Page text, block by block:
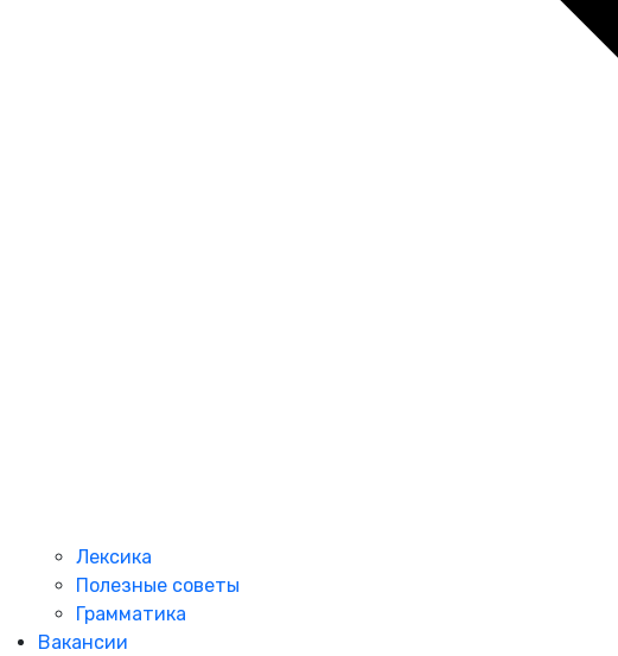
Лексика
Полезные советы
Грамматика
Вакансии